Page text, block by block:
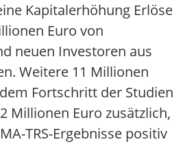
Kapitalerhöhung Erlöse
Euro von
neuen Investoren aus
Weitere 11 Millionen
Fortschritt der Studien
Millionen Euro zusätzlich,
TRS-Ergebnisse positiv